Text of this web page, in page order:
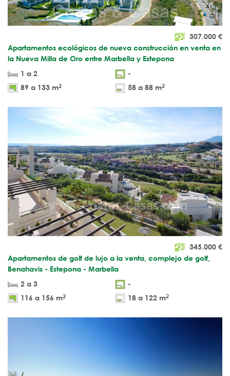
307.000 €
Apartamentos ecológicos de nueva construcción en venta en
la Nueva Milla de Oro entre Marbella y Estepona
1 a 2
-
89 a 133 m2 58 a 88 m2
345.000 €
Apartamentos de golf de lujo a la venta, complejo de golf,
Benahavis - Estepona - Marbella
2 a 3
-
116 a 156 m2 18 a 122 m2